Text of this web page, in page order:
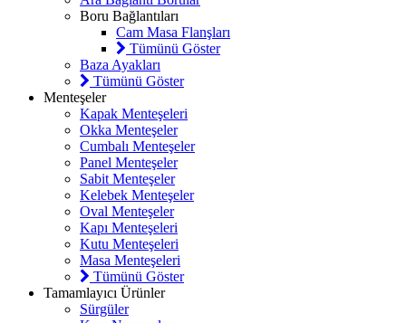
Boru Bağlantıları
Cam Masa Flanşları
Tümünü Göster
Baza Ayakları
Tümünü Göster
Menteşeler
Kapak Menteşeleri
Okka Menteşeler
Cumbalı Menteşeler
Panel Menteşeler
Sabit Menteşeler
Kelebek Menteşeler
Oval Menteşeler
Kapı Menteşeleri
Kutu Menteşeleri
Masa Menteşeleri
Tümünü Göster
Tamamlayıcı Ürünler
Sürgüler